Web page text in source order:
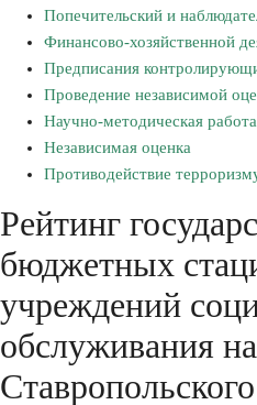
Попечительский и
Финансово-хозяйственной
Предписания
Проведение независимой
Научно-методическая работа
Независимая оценка
Противодействие
Рейтинг
бюджетных
учреждений
обслуживания